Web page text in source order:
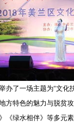
了一场主题为“文
特色的魅力与脱
绿水相伴》等多